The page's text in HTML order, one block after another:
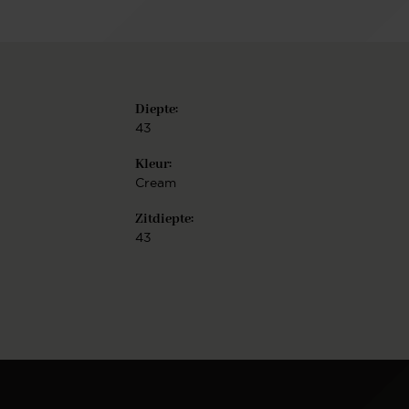
onderstel is vervaardigd uit hoogwaardig metaal en
is verkrijgbaar in de finish mat zwart of wit, mat
is eenvoudig te monteren.
Diepte:
43
Kleur:
Cream
Zitdiepte:
43